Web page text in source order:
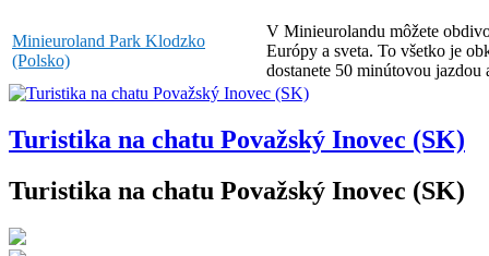
Minieuroland Park Klodzko
(Polsko)
V Minieurolandu môžete
Európy a sveta. To všetko je
dostanete 50 minútovou jazdou
Turistika na chatu Považský Inovec (SK)
Turistika na chatu Považský Inovec (SK)